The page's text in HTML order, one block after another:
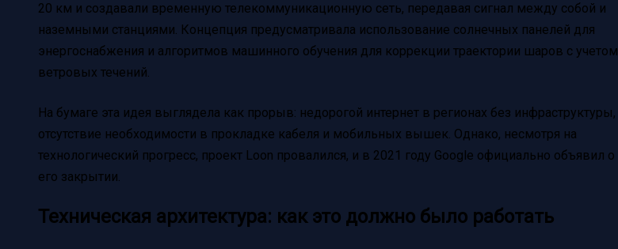
20 км и создавали временную телекоммуникационную сеть, передавая сигнал между собой и
наземными станциями. Концепция предусматривала использование солнечных панелей для
энергоснабжения и алгоритмов машинного обучения для коррекции траектории шаров с учетом
ветровых течений.
На бумаге эта идея выглядела как прорыв: недорогой интернет в регионах без инфраструктуры,
отсутствие необходимости в прокладке кабеля и мобильных вышек. Однако, несмотря на
технологический прогресс, проект Loon провалился, и в 2021 году Google официально объявил о
его закрытии.
Техническая архитектура: как это должно было работать